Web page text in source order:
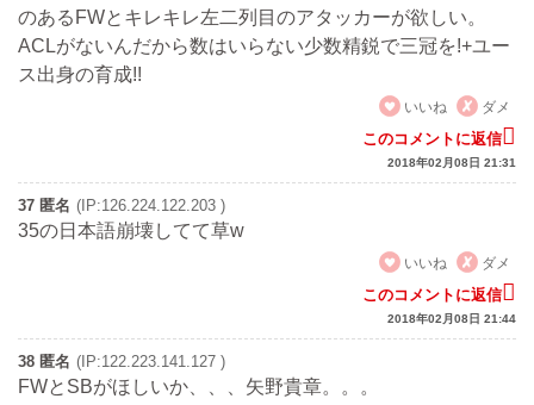
のあるFWとキレキレ左二列目のアタッカーが欲しい。
ACLがないんだから数はいらない少数精鋭で三冠を!+ユー
ス出身の育成!!
いいね
ダメ
このコメントに返信
2018年02月08日 21:31
37 匿名 (IP:126.224.122.203 )
35の日本語崩壊してて草w
いいね
ダメ
このコメントに返信
2018年02月08日 21:44
38 匿名 (IP:122.223.141.127 )
FWとSBがほしいか、、、矢野貴章。。。